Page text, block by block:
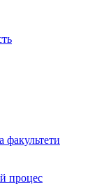
факультети
процес